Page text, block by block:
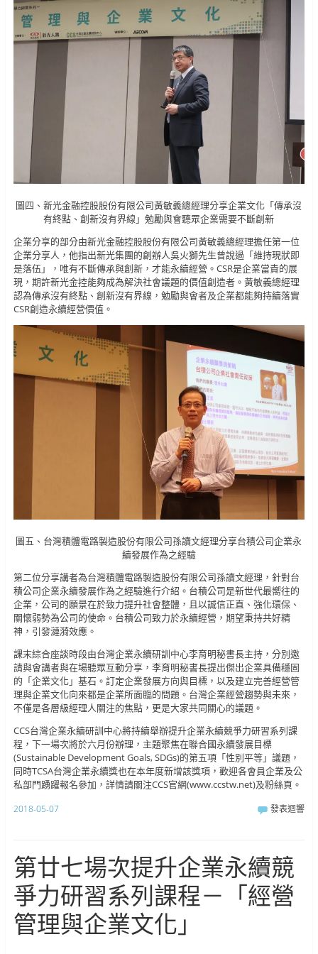
圖四、新光金融控股股份有限公司黃敏義總經理分享企業文化「傳承沒
有終點、創新沒有界線」勉勵與會聽眾企業需要不斷創新
企業分享的部分由新光金融控股股份有限公司黃敏義總經理擔任第一位
企業分享人，他指出新光集團的創辦人吳火獅先生曾說過「維持現狀即
是落伍」，唯有不斷傳承與創新，才能永續經營。CSR是企業當責的展
現，期許新光金控能夠成為解決社會議題的價值創造者。黃敏義總經理
認為傳承沒有終點、創新沒有界線，勉勵與會者及企業都能夠持續落實
CSR創造永續經營價值。
圖五、台灣積體電路製造股份有限公司孫讀文經理分享台積公司企業永
續發展作為之經驗
第二位分享講者為台灣積體電路製造股份有限公司孫讀文經理，針對台
積公司企業永續發展作為之經驗進行介紹。台積公司是新世代最嚮往的
企業，公司的願景在於致力提升社會整體，且以誠信正直、強化環保、
關懷弱勢為公司的使命。台積公司致力於永續經營，期望秉持共好精
神，引發漣漪效應。
課末綜合座談時段由台灣企業永續研訓中心李育明秘書長主持，分別邀
請與會講者與在場聽眾互動分享，李育明秘書長提出傑出企業具備穩固
的「企業文化」基石。訂定企業發展方向與目標，以及建立完善經營管
理與企業文化向來都是企業所面臨的問題。台灣企業經營趨勢與未來，
不僅是各層級經理人關注的焦點，更是大家共同關心的議題。
CCS台灣企業永續研訓中心將持續舉辦提升企業永續競爭力研習系列課
程，下一場次將於六月份辦理，主題聚焦在聯合國永續發展目標
(Sustainable Development Goals, SDGs)的第五項「性別平等」議題，
同時TCSA台灣企業永續獎也在本年度新增該獎項，歡迎各會員企業及公
私部門踴躍報名參加，詳情請關注CCS官網(www.ccstw.net)及粉絲頁。
2018-05-07 發表迴響
第廿七場次提升企業永續競
爭力研習系列課程－「經營
管理與企業文化」